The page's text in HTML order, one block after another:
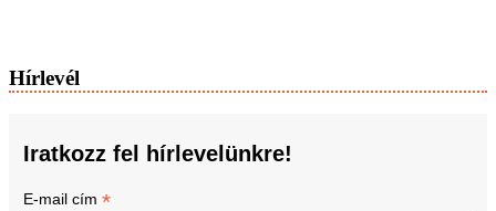
Hírlevél
Iratkozz fel hírlevelünkre!
E-mail cím *